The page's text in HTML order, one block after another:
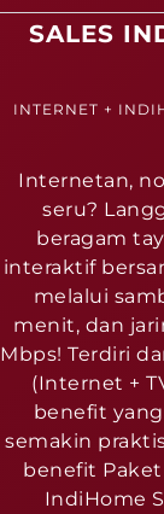
SALES
INTERNET +
Internetan,
seru?
beragam
interaktif
melalui
menit, dan
Mbps! Terdiri
(Internet +
benefit
semakin
benefit
IndiHome